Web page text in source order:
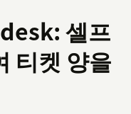
셀프
티켓 양을